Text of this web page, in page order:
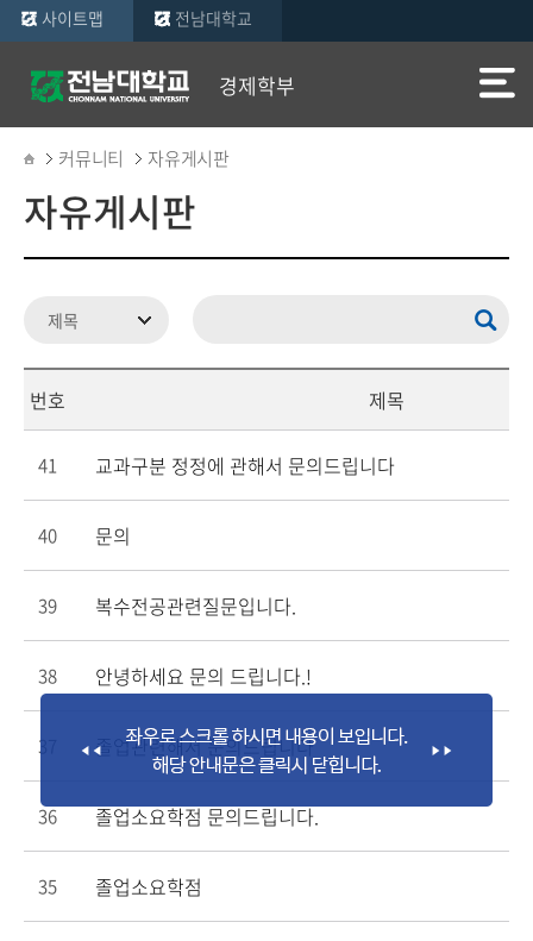
사이트맵 전남대학교
경제학부
커뮤니티 자유게시판
자유게시판
번호 제목
41 교과구분 정정에 관해서 문의드립니다
40 문의
39 복수전공관련질문입니다.
38 안녕하세요 문의 드립니다.!
37 졸업관련해서 문의드립니다
36 졸업소요학점 문의드립니다.
35 졸업소요학점